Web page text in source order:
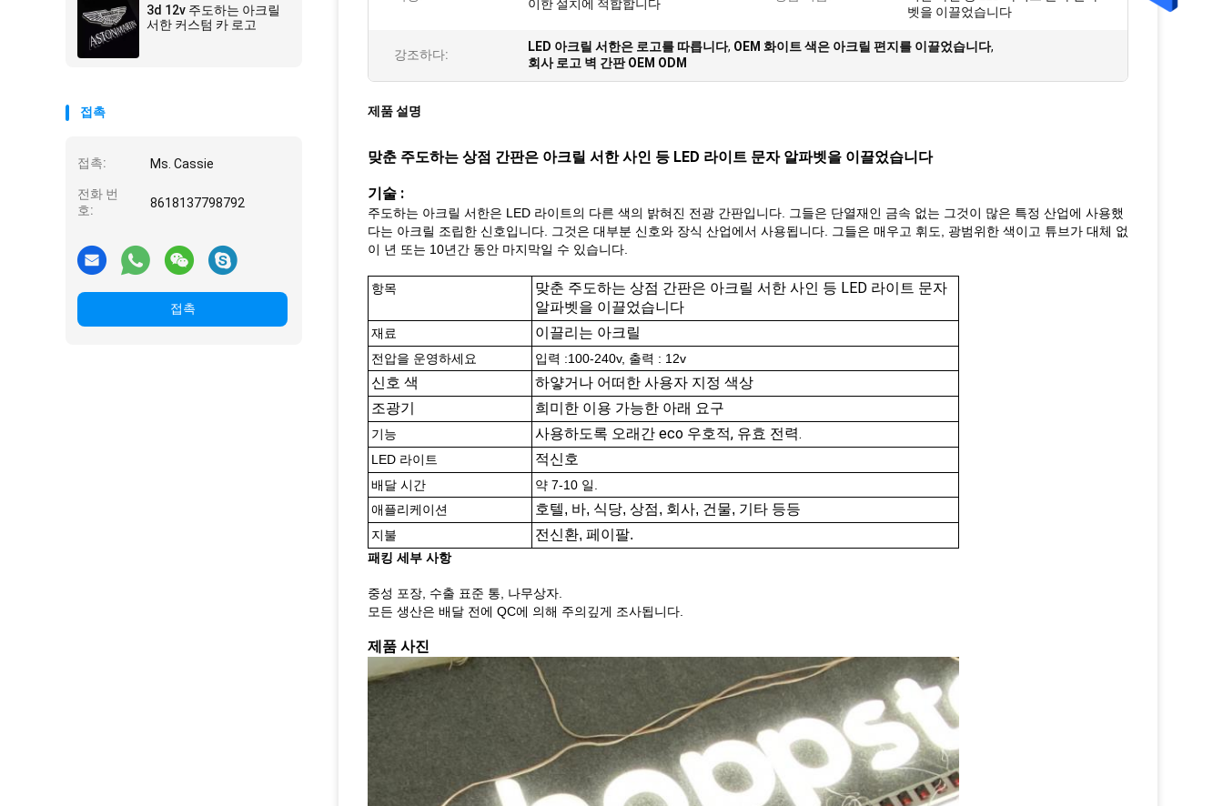
3d 12v 주도하는 아크릴
서한 커스텀 카 로고
접촉
접촉: Ms. Cassie
전화 번
호:
8618137798792
접촉
이한 설치에 적합합니다
벳을 이끌었습니다
강조하다:
LED 아크릴 서한은 로고를 따릅니다, OEM 화이트 색은 아크릴 편지를 이끌었습니다,
회사 로고 벽 간판 OEM ODM
제품 설명
맞춘 주도하는 상점 간판은 아크릴 서한 사인 등 LED 라이트 문자 알파벳을 이끌었습니다
기술 :
주도하는 아크릴 서한은 LED 라이트의 다른 색의 밝혀진 전광 간판입니다. 그들은 단열재인 금속 없는 그것이 많은 특정 산업에 사용했
다는 아크릴 조립한 신호입니다. 그것은 대부분 신호와 장식 산업에서 사용됩니다. 그들은 매우고 휘도, 광범위한 색이고 튜브가 대체 없
이 년 또는 10년간 동안 마지막일 수 있습니다.
항목
맞춘 주도하는 상점 간판은 아크릴 서한 사인 등 LED 라이트 문자
알파벳을 이끌었습니다
재료 이끌리는 아크릴
전압을 운영하세요 입력 :100-240v, 출력 : 12v
신호 색 하얗거나 어떠한 사용자 지정 색상
조광기 희미한 이용 가능한 아래 요구
기능 사용하도록 오래간 eco 우호적, 유효 전력.
LED 라이트 적신호
배달 시간
약 7-10 일.
애플리케이션
호텔, 바, 식당, 상점, 회사, 건물, 기타 등등
지불 전신환, 페이팔.
패킹 세부 사항
중성 포장, 수출 표준 통, 나무상자.
모든 생산은 배달 전에 QC에 의해 주의깊게 조사됩니다.
제품 사진